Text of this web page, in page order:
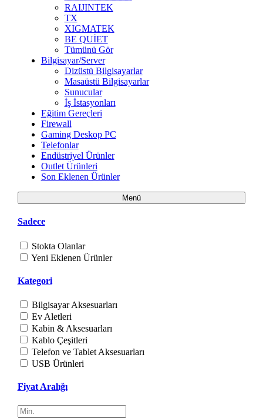
RAIJINTEK
TX
XIGMATEK
BE QUİET
Tümünü Gör
Bilgisayar/Server
Dizüstü Bilgisayarlar
Masaüstü Bilgisayarlar
Sunucular
İş İstasyonları
Eğitim Gereçleri
Firewall
Gaming Deskop PC
Telefonlar
Endüstriyel Ürünler
Outlet Ürünleri
Son Eklenen Ürünler
Menü
Sadece
Stokta Olanlar
Yeni Eklenen Ürünler
Kategori
Bilgisayar Aksesuarları
Ev Aletleri
Kabin & Aksesuarları
Kablo Çeşitleri
Telefon ve Tablet Aksesuarları
USB Ürünleri
Fiyat Aralığı